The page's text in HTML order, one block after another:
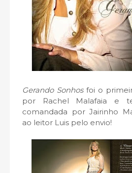
Gerando Sonhosfoi o
por Rachel Malafaia e
comandada por Jairinho
ao leitor Luis pelo envio!